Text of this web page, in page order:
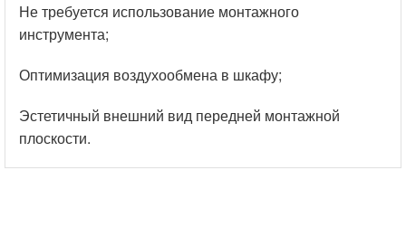
Не требуется использование монтажного
инструмента;
Оптимизация воздухообмена в шкафу;
Эстетичный внешний вид передней монтажной
плоскости.
Монтаж на 19” направляющие (монтажные
профили);
Не требуется использование монтажного
инструмента;